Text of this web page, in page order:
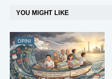
YOU MIGHT LIKE
OPINI